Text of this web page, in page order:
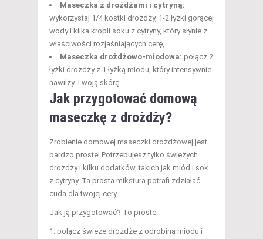
Maseczka z drożdżami i cytryną:
wykorzystaj 1/4 kostki drożdży, 1-2 łyżki gorącej
wody i kilka kropli soku z cytryny, który słynie z
właściwości rozjaśniających cerę,
Maseczka drożdżowo-miodowa: połącz 2
łyżki drożdży z 1 łyżką miodu, który intensywnie
nawilży Twoją skórę.
Jak przygotować domową
maseczkę z drożdży?
Zrobienie domowej maseczki drożdżowej jest
bardzo proste! Potrzebujesz tylko świeżych
drożdży i kilku dodatków, takich jak miód i sok
z cytryny. Ta prosta mikstura potrafi zdziałać
cuda dla twojej cery.
Jak ją przygotować? To proste:
połącz świeże drożdże z odrobiną miodu i